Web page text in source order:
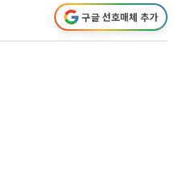
구글 선호매체 추가